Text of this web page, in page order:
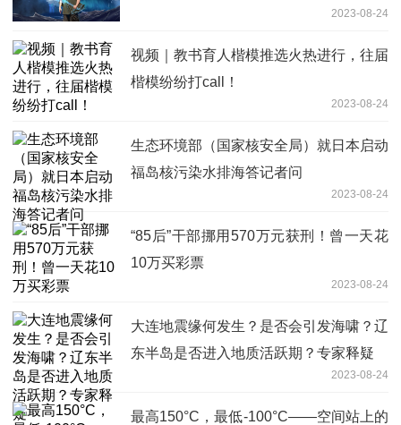
2023-08-24
视频｜教书育人楷模推选火热进行，往届
楷模纷纷打call！
2023-08-24
生态环境部（国家核安全局）就日本启动
福岛核污染水排海答记者问
2023-08-24
“85后”干部挪用570万元获刑！曾一天花
10万买彩票
2023-08-24
大连地震缘何发生？是否会引发海啸？辽
东半岛是否进入地质活跃期？专家释疑
2023-08-24
最高150°C，最低-100°C——空间站上的